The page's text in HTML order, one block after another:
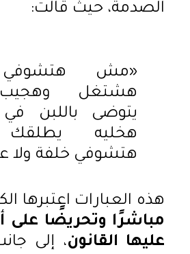
الصدمة، حيث قالت:
«مش
هشتغل
يتوضى باللبن في
هخليه
هتشوفي خلفة ولا
هذه العبارات اعتبرها
مباشرًا وتحريضًا على
عليها القانون، إلى